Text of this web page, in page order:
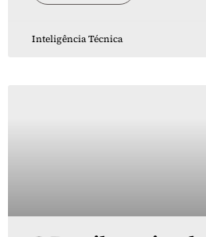
Inteligência Técnica